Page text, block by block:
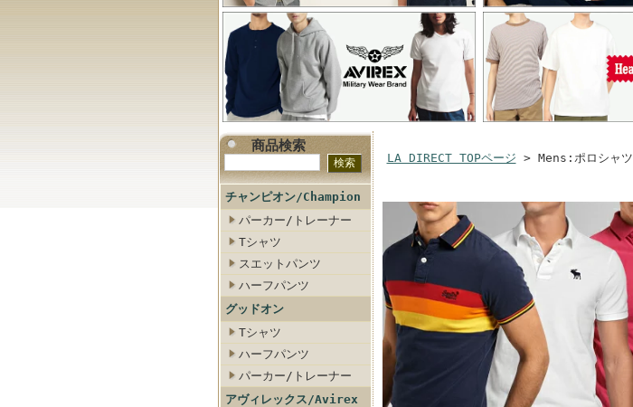
商品検索
チャンピオン/Champion
パーカー/トレーナー
Tシャツ
スエットパンツ
ハーフパンツ
グッドオン
Tシャツ
ハーフパンツ
パーカー/トレーナー
アヴィレックス/Avirex
LA DIRECT TOPページ > Mens:ポロシャツ